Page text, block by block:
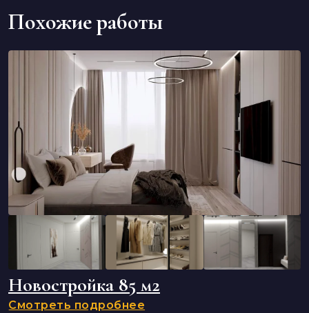
Похожие работы
Новостройка 85 м2
Смотреть подробнее